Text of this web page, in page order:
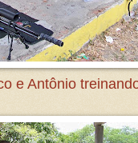
e Antônio